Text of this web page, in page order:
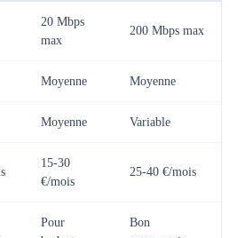
20 Mbps
max
200 Mbps max
Moyenne Moyenne
Moyenne Variable
15-30
€/mois
25-40 €/mois
Pour
Bon